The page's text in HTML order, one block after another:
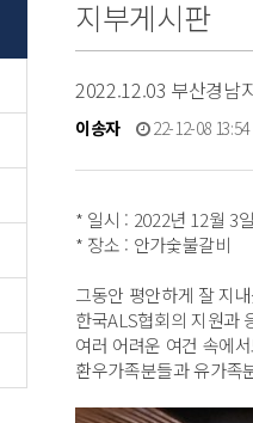
지부게시판
2022.12.03 부산경남
이송자 22-12-08 13:54
* 일시 : 2022년 12월 3
* 장소 : 안가숯불갈비
그동안 평안하게 잘 지
한국ALS협회의 지원과
여러 어려운 여건 속에
환우가족분들과유가족